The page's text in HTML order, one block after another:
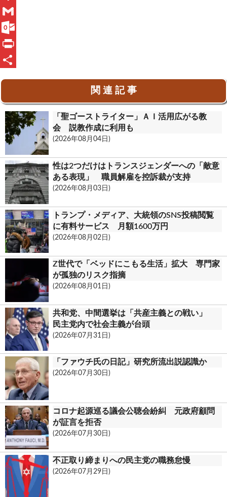
a
c
e
b
L
n
e
G
m
a
O
u
.
m
P
関 連 記 事
「聖ゴーストライター」ＡＩ活用広がる教
会 説教作成に利用も
(2026年08月04日)
性は2つだけはトランスジェンダーへの「敵意
ある表現」 職員解雇を控訴裁が支持
(2026年08月03日)
トランプ・メディア、大統領のSNS投稿閲覧
に有料サービス 月額1600万円
(2026年08月02日)
Z世代で「ベッドにこもる生活」拡大 専門家
が孤独のリスク指摘
(2026年08月01日)
共和党、中間選挙は「共産主義との戦い」
民主党内で社会主義が台頭
(2026年07月31日)
「ファウチ氏の日記」研究所流出説認識か
(2026年07月30日)
コロナ起源巡る議会公聴会紛糾 元政府顧問
が証言を拒否
(2026年07月30日)
不正取り締まりへの民主党の職務怠慢
(2026年07月29日)